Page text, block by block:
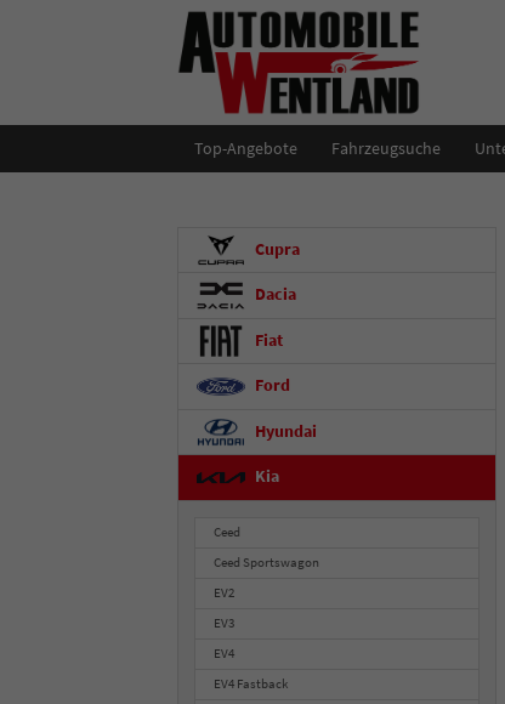
Top-Angebote Fahrzeugsuche
Cupra
Dacia
Fiat
Ford
Hyundai
Kia
Ceed
Ceed Sportswagon
EV2
EV3
EV4
EV4 Fastback